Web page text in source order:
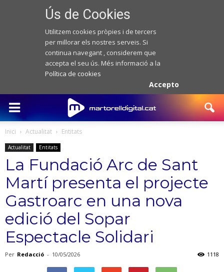
Ús de Cookies
Utilitzem cookies pròpies i de tercers
per millorar els nostres serveis. Si
continua navegant , considerem que
accepta el seu ús. Més informació a la
Política de cookies
Accepto
Inici Actualitat Entitats
Actualitat Entitats
La Fundació Arc de Sant
Martí presenta el projecte
Gastroarc en una nova
edició del Sopar
Espectacle Solidari
Per Redacció - 10/05/2026 1118